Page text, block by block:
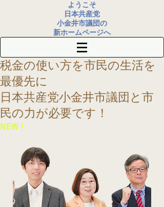
ようこそ
日本共産党
小金井市議団の
新ホームページへ
税金の使い方を市民の生活を
最優先に
​日本共産党小金井市議団 と市
民の力が必要です！
​NEW！